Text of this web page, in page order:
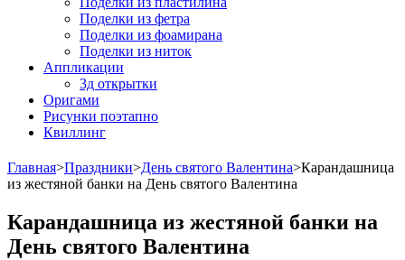
Поделки из фетра
Поделки из фоамирана
Поделки из ниток
Аппликации
3д открытки
Оригами
Рисунки поэтапно
Квиллинг
Главная>Праздники>День святого Валентина>Карандашница
из жестяной банки на День святого Валентина
Карандашница из жестяной банки на
День святого Валентина